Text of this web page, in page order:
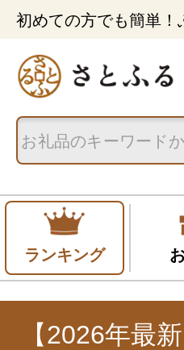
初めての方でも簡単！
ランキング
【2026年最